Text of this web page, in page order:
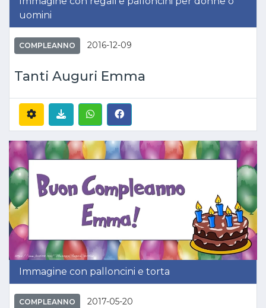
uomini
COMPLEANNO 2016-12-09
Tanti Auguri Emma
Immagine con palloncini e torta
COMPLEANNO 2017-05-20